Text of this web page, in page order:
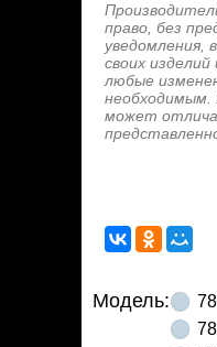
право, без
уведомления,
своих
любые
необходимым.
может
Модель: